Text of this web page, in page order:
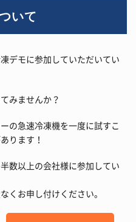
いて
デモに参加していただいてい
みませんか？
の急速冷凍機を一度に試すこ
ります！
数以上の会社様に参加してい
くお申し付けください。